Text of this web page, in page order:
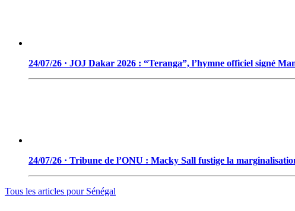
24/07/26 · JOJ Dakar 2026 : “Teranga”, l’hymne officiel signé
24/07/26 · Tribune de l’ONU : Macky Sall fustige la
Tous les articles pour Sénégal